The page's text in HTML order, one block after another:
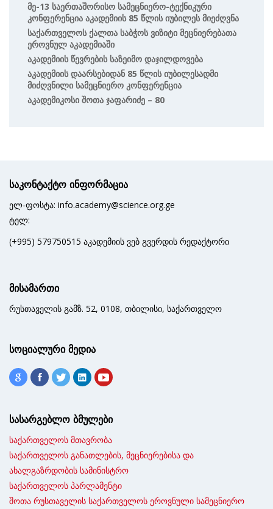
Მე-13 Საერთაშორისო Სამეცნიერო-Ტექნიკური
Კონფერენცია Აკადემიის 85 Წლის Იუბილეს Მიეძღვნა
Საქართველოს Ქალთა Საბჭოს Ვიზიტი Მეცნიერებათა
Ეროვნულ Აკადემიაში
Აკადემიის Წევრების Საზეიმო Დაჯილდოვება
Აკადემიის Დაარსებიდან 85 Წლის Იუბილესადმი
Მიძღვნილი Სამეცნიერო Კონფერენცია
Აკადემიკოსი Შოთა Ჯაფარიძე – 80
საკონტაქტო ინფორმაცია
ელ-ფოსტა: info.academy@science.org.ge
ტელ:
(+995) 579750515 აკადემიის ვებ გვერდის რედაქტორი
მისამართი
რუსთაველის გამზ. 52, 0108, თბილისი, საქართველო
სოციალური მედია
სასარგებლო ბმულები
საქართველოს მთავრობა
საქართველოს განათლების, მეცნიერებისა და
ახალგაზრდობის სამინისტრო
საქართველოს პარლამენტი
შოთა რუსთაველის საქართველოს ეროვნული სამეცნიერო